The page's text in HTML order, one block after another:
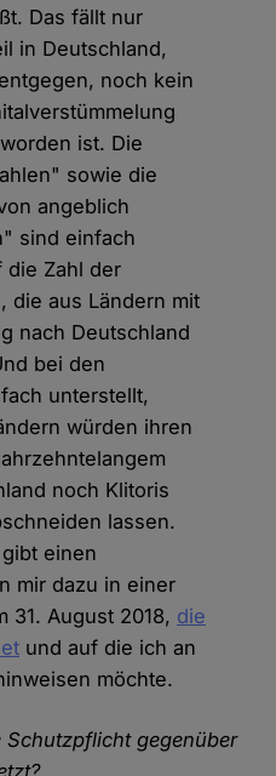
Das fällt nur
in Deutschland,
noch kein
ist. Die
sowie die
angeblich
sind einfach
die Zahl der
die aus Ländern mit
nach Deutschland
bei den
unterstellt,
würden ihren
noch Klitoris
lassen.
einen
mir dazu in einer
31. August 2018, die
und auf die ich an
möchte.
Schutzpflicht gegenüber